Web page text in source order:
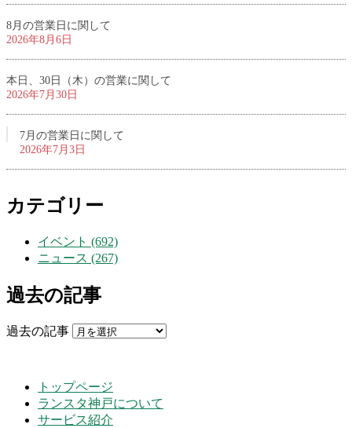
8月の営業日に関して
2026年8月6日
本日、30日（木）の営業に関して
2026年7月30日
7月の営業日に関して
2026年7月3日
カテゴリー
イベント (692)
ニュース (267)
過去の記事
過去の記事
トップページ
ランスタ神戸について
サービス紹介